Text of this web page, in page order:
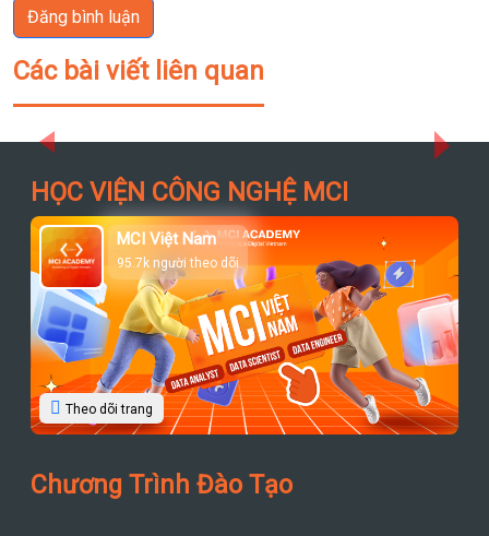
Đăng bình luận
Các bài viết liên quan
Previous
HỌC VIỆN CÔNG NGHỆ MCI
MCI Việt Nam
95.7k người theo dõi
Theo dõi trang
Chương Trình Đào Tạo